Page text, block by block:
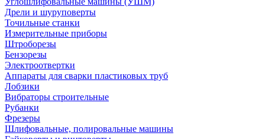
Дрели и шуруповерты
Точильные станки
Измерительные приборы
Штроборезы
Бензорезы
Электроотвертки
Аппараты для сварки пластиковых труб
Лобзики
Вибраторы строительные
Рубанки
Фрезеры
Шлифовальные, полировальные машины